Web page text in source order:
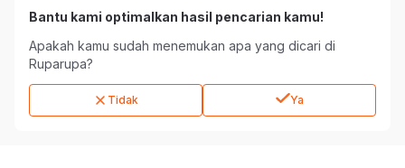
Bantu kami optimalkan hasil pencarian kamu!
Apakah kamu sudah menemukan apa yang dicari di
Ruparupa?
Tidak Ya